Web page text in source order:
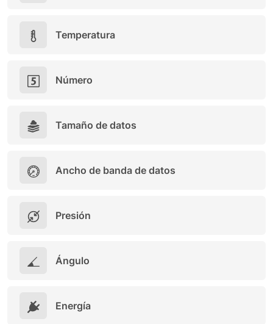
Temperatura
Número
Tamaño de datos
Ancho de banda de datos
Presión
Ángulo
Energía